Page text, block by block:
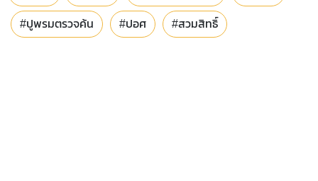
#ปูพรมตรวจค้น #ปอศ #สวมสิทธิ์